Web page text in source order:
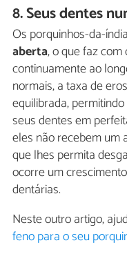
8. Seus dentes
Os porquinhos-da-
aberta, o que faz
continuamente ao
normais, a taxa de
equilibrada,
seus dentes em
eles não recebem um
que lhes permita
ocorre um
dentárias.
Neste outro artigo,
feno para o seu